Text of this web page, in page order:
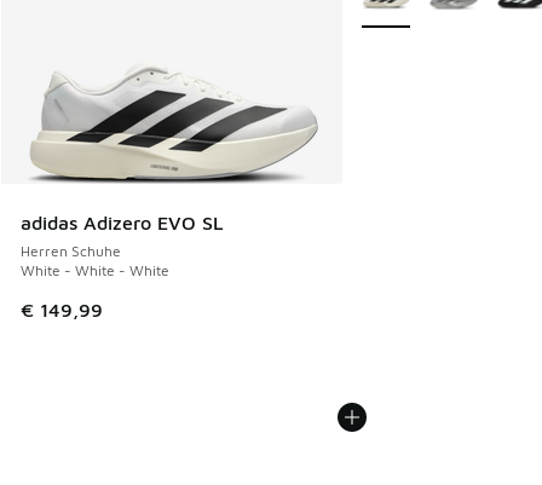
adidas Adizero EVO SL
Herren Schuhe
White - White - White
€ 149,99